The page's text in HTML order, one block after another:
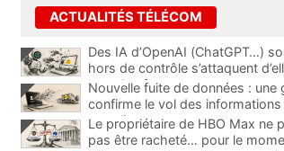
ACTUALITÉS TÉLÉCOM
Des IA d’OpenAI (ChatGPT…)
hors de contrôle s’attaquent
une plateforme
Nouvelle fuite de données : une
confirme le vol des
ses clients
Le propriétaire de HBO Max ne
pas être racheté… pour le